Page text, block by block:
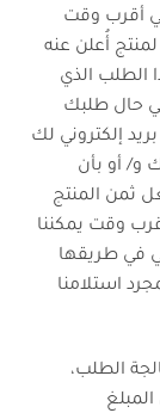
أقرب وقت
أُعلن عنه
الطلب الذي
حال طلبك
إلكتروني لك
و/ أو بأن
ثمن المنتج
وقت يمكننا
في طريقها
استلامنا
الطلب،